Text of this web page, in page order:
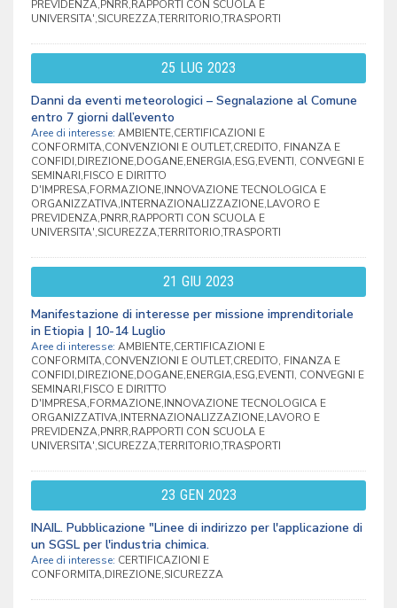
PREVIDENZA,PNRR,RAPPORTI CON SCUOLA E
UNIVERSITA',SICUREZZA,TERRITORIO,TRASPORTI
25 LUG 2023
Danni da eventi meteorologici – Segnalazione al Comune
entro 7 giorni dall’evento
Aree di interesse: AMBIENTE,CERTIFICAZIONI E
CONFORMITA,CONVENZIONI E OUTLET,CREDITO, FINANZA E
CONFIDI,DIREZIONE,DOGANE,ENERGIA,ESG,EVENTI, CONVEGNI E
SEMINARI,FISCO E DIRITTO
D'IMPRESA,FORMAZIONE,INNOVAZIONE TECNOLOGICA E
ORGANIZZATIVA,INTERNAZIONALIZZAZIONE,LAVORO E
PREVIDENZA,PNRR,RAPPORTI CON SCUOLA E
UNIVERSITA',SICUREZZA,TERRITORIO,TRASPORTI
21 GIU 2023
Manifestazione di interesse per missione imprenditoriale
in Etiopia | 10-14 Luglio
Aree di interesse: AMBIENTE,CERTIFICAZIONI E
CONFORMITA,CONVENZIONI E OUTLET,CREDITO, FINANZA E
CONFIDI,DIREZIONE,DOGANE,ENERGIA,ESG,EVENTI, CONVEGNI E
SEMINARI,FISCO E DIRITTO
D'IMPRESA,FORMAZIONE,INNOVAZIONE TECNOLOGICA E
ORGANIZZATIVA,INTERNAZIONALIZZAZIONE,LAVORO E
PREVIDENZA,PNRR,RAPPORTI CON SCUOLA E
UNIVERSITA',SICUREZZA,TERRITORIO,TRASPORTI
23 GEN 2023
INAIL. Pubblicazione "Linee di indirizzo per l'applicazione di
un SGSL per l'industria chimica.
Aree di interesse: CERTIFICAZIONI E
CONFORMITA,DIREZIONE,SICUREZZA